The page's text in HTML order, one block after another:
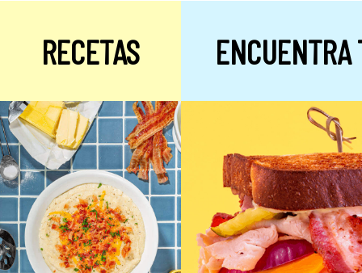
Alulosa
RECETAS